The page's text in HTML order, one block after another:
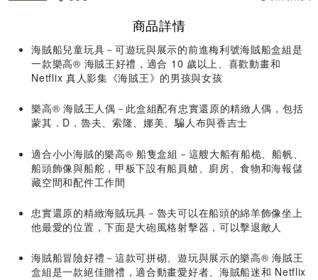
商品詳情
海賊船兒童玩具－可遊玩與展示的前進梅利號海賊船盒組是
一款樂高® 海賊王好禮，適合 10 歲以上、喜歡動畫和
Netflix 真人影集《海賊王》的男孩與女孩
樂高® 海賊王人偶－此盒組配有忠實還原的精緻人偶，包括
蒙其．D．魯夫、索隆、娜美、騙人布與香吉士
適合小小海賊的樂高® 船隻盒組－這艘大船有船桅、船帆、
船頭飾像與船舵，甲板下設有船員艙、廚房、食物和海報儲
藏空間和配件工作間
忠實還原的精緻海賊玩具－魯夫可以在船頭的綿羊飾像坐上
他最愛的位置，下面是大砲風格射擊器，可以擊退敵人
海賊船冒險好禮－這款可拼砌、遊玩與展示的樂高® 海賊王
盒組是一款絕佳贈禮，適合動畫愛好者、海賊船迷和 Netflix